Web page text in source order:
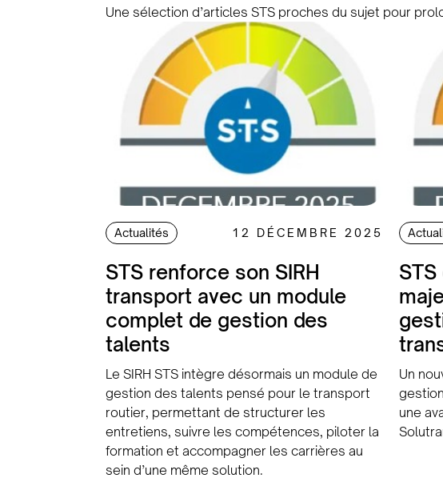
Une sélection d’articles STS proches du sujet pour
Actualités 12 DÉCEMBRE 2025
STS renforce son SIRH
transport avec un module
complet de gestion des
talents
Le SIRH STS intègre désormais un module de
gestion des talents pensé pour le transport
routier, permettant de structurer les
entretiens, suivre les compétences, piloter la
formation et accompagner les carrières au
sein d’une même solution.
Un
une